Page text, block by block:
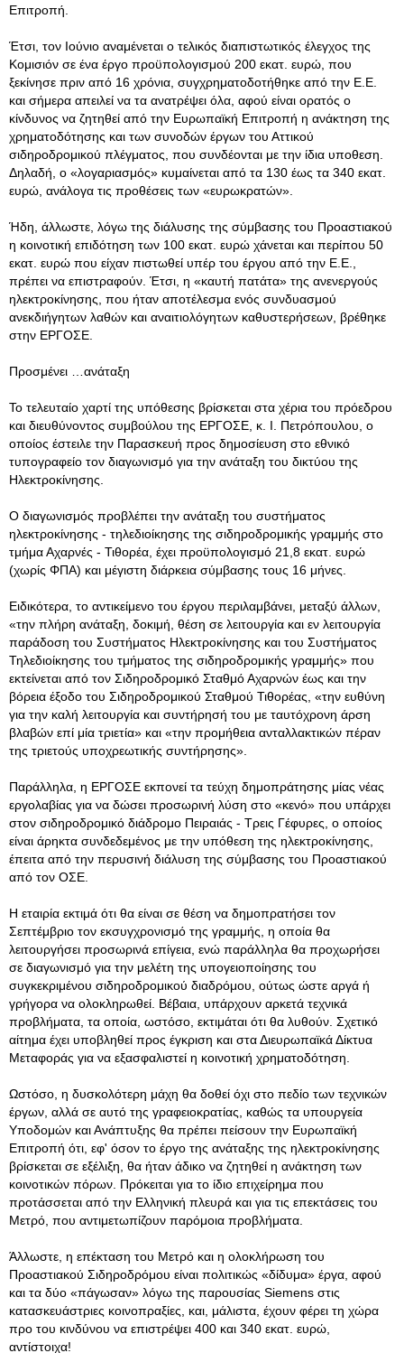
Επιτροπή.
Έτσι, τον Ιούνιο αναμένεται ο τελικός διαπιστωτικός έλεγχος της
Κομισιόν σε ένα έργο προϋπολογισμού 200 εκατ. ευρώ, που
ξεκίνησε πριν από 16 χρόνια, συγχρηματοδοτήθηκε από την Ε.Ε.
και σήμερα απειλεί να τα ανατρέψει όλα, αφού είναι ορατός ο
κίνδυνος να ζητηθεί από την Ευρωπαϊκή Επιτροπή η ανάκτηση της
χρηματοδότησης και των συνοδών έργων του Αττικού
σιδηροδρομικού πλέγματος, που συνδέονται με την ίδια υποθεση.
Δηλαδή, ο «λογαριασμός» κυμαίνεται από τα 130 έως τα 340 εκατ.
ευρώ, ανάλογα τις προθέσεις των «ευρωκρατών».
Ήδη, άλλωστε, λόγω της διάλυσης της σύμβασης του Προαστιακού
η κοινοτική επιδότηση των 100 εκατ. ευρώ χάνεται και περίπου 50
εκατ. ευρώ που είχαν πιστωθεί υπέρ του έργου από την Ε.Ε.,
πρέπει να επιστραφούν. Έτσι, η «καυτή πατάτα» της ανενεργούς
ηλεκτροκίνησης, που ήταν αποτέλεσμα ενός συνδυασμού
ανεκδιήγητων λαθών και αναιτιολόγητων καθυστερήσεων, βρέθηκε
στην ΕΡΓΟΣΕ.
Προσμένει …ανάταξη
Το τελευταίο χαρτί της υπόθεσης βρίσκεται στα χέρια του πρόεδρου
και διευθύνοντος συμβούλου της ΕΡΓΟΣΕ, κ. Ι. Πετρόπουλου, ο
οποίος έστειλε την Παρασκευή προς δημοσίευση στο εθνικό
τυπογραφείο τον διαγωνισμό για την ανάταξη του δικτύου της
Ηλεκτροκίνησης.
Ο διαγωνισμός προβλέπει την ανάταξη του συστήματος
ηλεκτροκίνησης - τηλεδιοίκησης της σιδηροδρομικής γραμμής στο
τμήμα Αχαρνές - Τιθορέα, έχει προϋπολογισμό 21,8 εκατ. ευρώ
(χωρίς ΦΠΑ) και μέγιστη διάρκεια σύμβασης τους 16 μήνες.
Ειδικότερα, το αντικείμενο του έργου περιλαμβάνει, μεταξύ άλλων,
«την πλήρη ανάταξη, δοκιμή, θέση σε λειτουργία και εν λειτουργία
παράδοση του Συστήματος Ηλεκτροκίνησης και του Συστήματος
Τηλεδιοίκησης του τμήματος της σιδηροδρομικής γραμμής» που
εκτείνεται από τον Σιδηροδρομικό Σταθμό Αχαρνών έως και την
βόρεια έξοδο του Σιδηροδρομικού Σταθμού Τιθορέας, «την ευθύνη
για την καλή λειτουργία και συντήρησή του με ταυτόχρονη άρση
βλαβών επί μία τριετία» και «την προμήθεια ανταλλακτικών πέραν
της τριετούς υποχρεωτικής συντήρησης».
Παράλληλα, η ΕΡΓΟΣΕ εκπονεί τα τεύχη δημοπράτησης μίας νέας
εργολαβίας για να δώσει προσωρινή λύση στο «κενό» που υπάρχει
στον σιδηροδρομικό διάδρομο Πειραιάς - Τρεις Γέφυρες, ο οποίος
είναι άρηκτα συνδεδεμένος με την υπόθεση της ηλεκτροκίνησης,
έπειτα από την περυσινή διάλυση της σύμβασης του Προαστιακού
από τον ΟΣΕ.
Η εταιρία εκτιμά ότι θα είναι σε θέση να δημοπρατήσει τον
Σεπτέμβριο τον εκσυγχρονισμό της γραμμής, η οποία θα
λειτουργήσει προσωρινά επίγεια, ενώ παράλληλα θα προχωρήσει
σε διαγωνισμό για την μελέτη της υπογειοποίησης του
συγκεκριμένου σιδηροδρομικού διαδρόμου, ούτως ώστε αργά ή
γρήγορα να ολοκληρωθεί. Βέβαια, υπάρχουν αρκετά τεχνικά
προβλήματα, τα οποία, ωστόσο, εκτιμάται ότι θα λυθούν. Σχετικό
αίτημα έχει υποβληθεί προς έγκριση και στα Διευρωπαϊκά Δίκτυα
Μεταφοράς για να εξασφαλιστεί η κοινοτική χρηματοδότηση.
Ωστόσο, η δυσκολότερη μάχη θα δοθεί όχι στο πεδίο των τεχνικών
έργων, αλλά σε αυτό της γραφειοκρατίας, καθώς τα υπουργεία
Υποδομών και Ανάπτυξης θα πρέπει πείσουν την Ευρωπαϊκή
Επιτροπή ότι, εφ' όσον το έργο της ανάταξης της ηλεκτροκίνησης
βρίσκεται σε εξέλιξη, θα ήταν άδικο να ζητηθεί η ανάκτηση των
κοινοτικών πόρων. Πρόκειται για το ίδιο επιχείρημα που
προτάσσεται από την Ελληνική πλευρά και για τις επεκτάσεις του
Μετρό, που αντιμετωπίζουν παρόμοια προβλήματα.
Άλλωστε, η επέκταση του Μετρό και η ολοκλήρωση του
Προαστιακού Σιδηροδρόμου είναι πολιτικώς «δίδυμα» έργα, αφού
και τα δύο «πάγωσαν» λόγω της παρουσίας Siemens στις
κατασκευάστριες κοινοπραξίες, και, μάλιστα, έχουν φέρει τη χώρα
προ του κινδύνου να επιστρέψει 400 και 340 εκατ. ευρώ,
αντίστοιχα!